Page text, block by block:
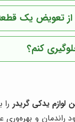
تعویض یک
کنم؟
لوازم یدکی گریدر
راندمان و